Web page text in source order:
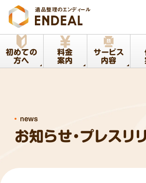
遺品整理のエンディール
初めての
方へ
料金
案内
サービス
内容
お知らせ・プレスリ
news